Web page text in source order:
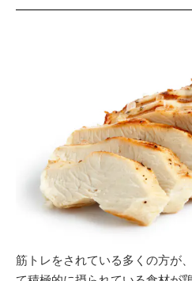
筋トレをされている多くの方が